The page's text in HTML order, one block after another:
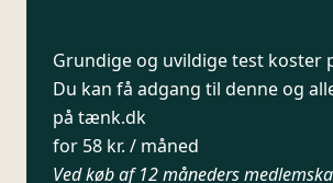
Grundige og uvildige test koster
Du kan få adgang til denne og
på tænk.dk
for 58 kr. / måned
Ved køb af 12 måneders